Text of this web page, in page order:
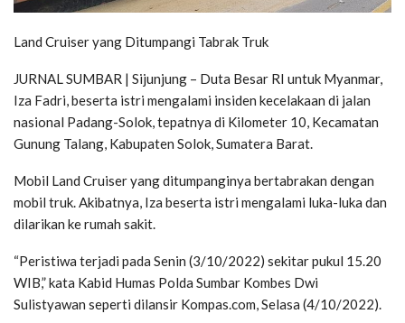
Land Cruiser yang Ditumpangi Tabrak Truk
JURNAL SUMBAR | Sijunjung – Duta Besar RI untuk Myanmar,
Iza Fadri, beserta istri mengalami insiden kecelakaan di jalan
nasional Padang-Solok, tepatnya di Kilometer 10, Kecamatan
Gunung Talang, Kabupaten Solok, Sumatera Barat.
Mobil Land Cruiser yang ditumpanginya bertabrakan dengan
mobil truk. Akibatnya, Iza beserta istri mengalami luka-luka dan
dilarikan ke rumah sakit.
“Peristiwa terjadi pada Senin (3/10/2022) sekitar pukul 15.20
WIB,” kata Kabid Humas Polda Sumbar Kombes Dwi
Sulistyawan seperti dilansir Kompas.com, Selasa (4/10/2022).